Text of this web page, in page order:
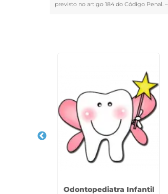
previsto no artigo 184 do Código Penal. –
Odontopediatra Infantil